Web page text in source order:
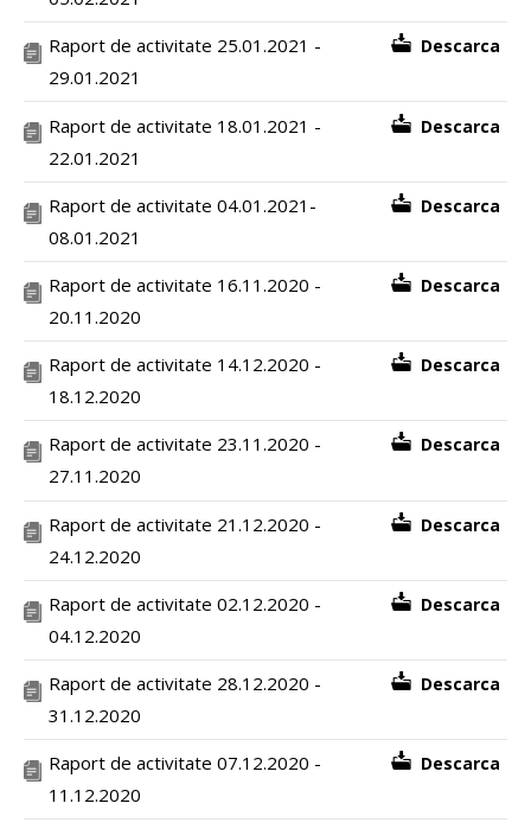
Raport de activitate 25.01.2021 -
29.01.2021
Descarca
Raport de activitate 18.01.2021 -
22.01.2021
Descarca
Raport de activitate 04.01.2021-
08.01.2021
Descarca
Raport de activitate 16.11.2020 -
20.11.2020
Descarca
Raport de activitate 14.12.2020 -
18.12.2020
Descarca
Raport de activitate 23.11.2020 -
27.11.2020
Descarca
Raport de activitate 21.12.2020 -
24.12.2020
Descarca
Raport de activitate 02.12.2020 -
04.12.2020
Descarca
Raport de activitate 28.12.2020 -
31.12.2020
Descarca
Raport de activitate 07.12.2020 -
11.12.2020
Descarca